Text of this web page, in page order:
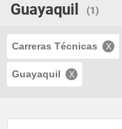
Guayaquil
(1)
Carreras Técnicas
Guayaquil